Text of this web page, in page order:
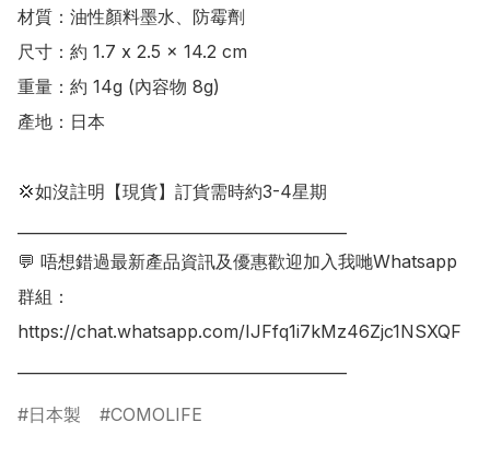
材質：油性顏料墨水、防霉劑
尺寸：約 1.7 x 2.5 x 14.2 cm
重量：約 14g (內容物 8g)
產地：日本
💢如沒註明【現貨】訂貨需時約3-4星期
💬 唔想錯過最新產品資訊及優惠歡迎加入我哋Whatsapp
群組：
https://chat.whatsapp.com/IJFfq1i7kMz46Zjc1NSXQF
日本製 COMOLIFE